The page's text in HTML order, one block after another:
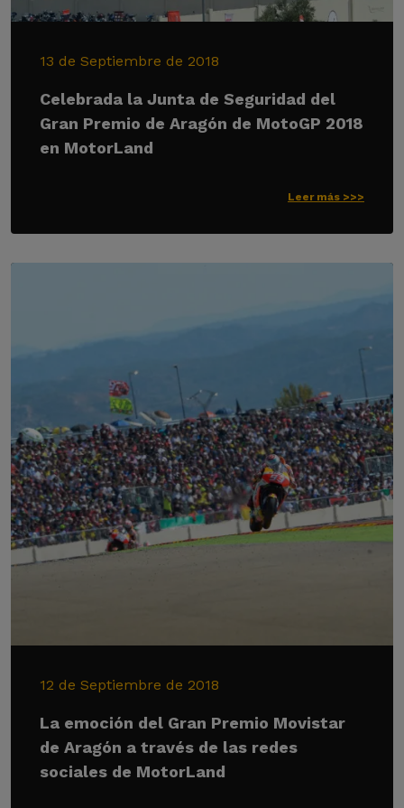
13 de Septiembre de 2018
Celebrada la Junta de Seguridad del
Gran Premio de Aragón de MotoGP 2018
en MotorLand
Leer más >>>
12 de Septiembre de 2018
La emoción del Gran Premio Movistar
de Aragón a través de las redes
sociales de MotorLand